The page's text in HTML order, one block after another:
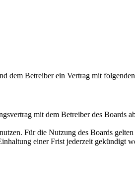
Betreiber ein Vertrag mit folgenden
mit dem Betreiber des Boards
Für die Nutzung des Boards
einer Frist jederzeit gekündigt